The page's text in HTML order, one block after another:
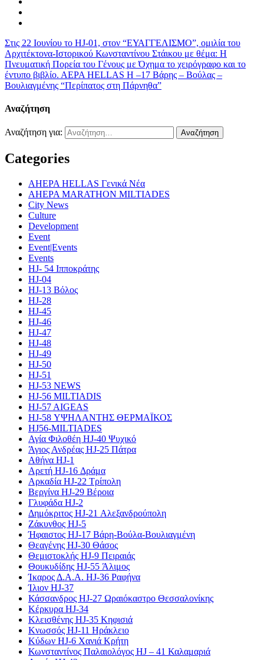
Στις 22 Ιουνίου το HJ-01, στον “ΕΥΑΓΓΕΛΙΣΜΟ”, ομιλία του
Αρχιτέκτονα-Ιστορικού Κωνσταντίνου Στάικου με θέμα: Η
Πνευματική Πορεία του Γένους με Όχημα το χειρόγραφο και το
έντυπο βιβλίο. ΑΕΡΑ HELLAS H –17 Βάρης – Βούλας –
Βουλιαγμένης “Περίπατος στη Πάρνηθα”
Αναζήτηση
Αναζήτηση για:
Categories
AHEPA HELLAS Γενικά Νέα
AHEPA MARATHON MILTIADES
City News
Culture
Development
Event
Event|Events
Events
HJ- 54 Ιπποκράτης
HJ-04
HJ-13 Βόλος
HJ-28
HJ-45
HJ-46
HJ-47
HJ-48
HJ-49
HJ-50
HJ-51
HJ-53 NEWS
HJ-56 MILTIADIS
HJ-57 AIGEAS
HJ-58 ΥΨΗΛΑΝΤΗΣ ΘΕΡΜΑΪΚΟΣ
HJ56-MILTIADES
Αγία Φιλοθέη HJ-40 Ψυχικό
Άγιος Ανδρέας HJ-25 Πάτρα
Αθήνα HJ-1
Αρετή HJ-16 Δράμα
Αρκαδία HJ-22 Τρίπολη
Βεργίνα HJ-29 Βέροια
Γλυφάδα HJ-2
Δημόκριτος HJ-21 Αλεξανδρούπολη
Ζάκυνθος HJ-5
Ήφαιστος HJ-17 Βάρη-Βούλα-Βουλιαγμένη
Θεαγένης HJ-30 Θάσος
Θεμιστοκλής HJ-9 Πειραιάς
Θουκυδίδης HJ-55 Άλιμος
Ίκαρος Δ.Α.Α. HJ-36 Ραφήνα
Ίλιον HJ-37
Κάσσανδρος HJ-27 Ωραιόκαστρο Θεσσαλονίκης
Κέρκυρα HJ-34
Κλεισθένης HJ-35 Κηφισιά
Κνωσσός HJ-11 Ηράκλειο
Κύδων HJ-6 Χανιά Κρήτη
Κωνσταντίνος Παλαιολόγος HJ – 41 Καλαμαριά